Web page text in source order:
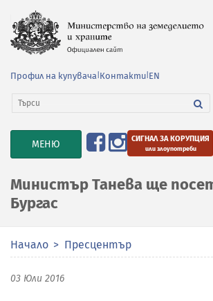
Профил на купувача Контакти EN
TOGGLE
NAVIGATION
МЕНЮ СИГНАЛ ЗА КОРУПЦИЯ
или злоупотреби
Министър Танева ще
Бургас
Начало Пресцентър
03 Юли 2016